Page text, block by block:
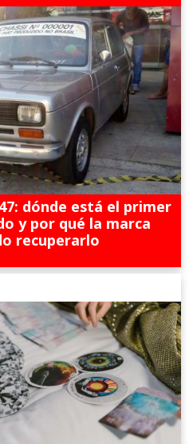
dónde está el primer
y por qué la marca
recuperarlo